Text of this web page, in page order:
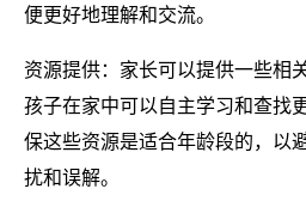
便更好地理解和交流。
资源提供：家长可以提供一些相
孩子在家中可以自主学习和查找
保这些资源是适合年龄段的，以
扰和误解。